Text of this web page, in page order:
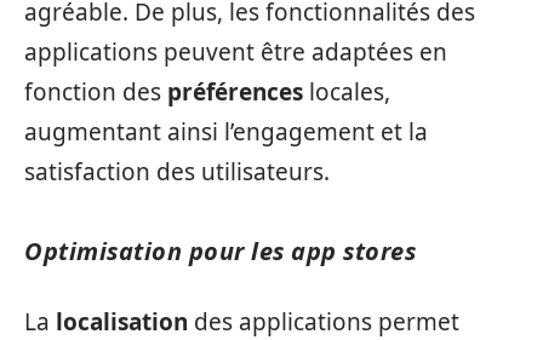
agréable. De plus, les fonctionnalités des
applications peuvent être adaptées en
fonction des préférences locales,
augmentant ainsi l’engagement et la
satisfaction des utilisateurs.
Optimisation pour les app stores
La localisation des applications permet